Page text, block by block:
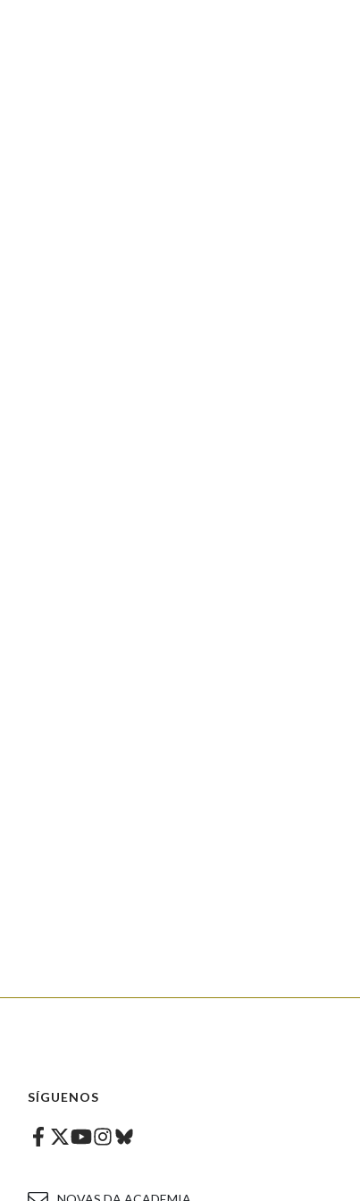
SÍGUENOS
Facebook
Twitter
Youtube
Instagram
Bluesky